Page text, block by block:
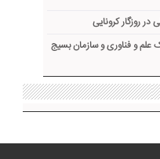
روزگار کرونایی
علم و فناوری و سازمان بسیج